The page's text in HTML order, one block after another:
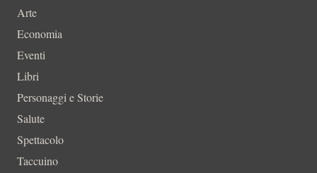
Arte
Economia
Eventi
Libri
Personaggi e Storie
Salute
Spettacolo
Taccuino